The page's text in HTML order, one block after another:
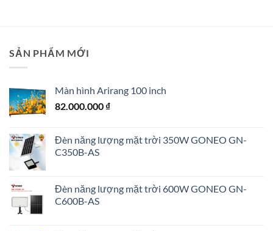
SẢN PHẨM MỚI
Màn hình Arirang 100 inch
82.000.000 ₫
Đèn năng lượng mặt trời 350W GONEO GN-
C350B-AS
Đèn năng lượng mặt trời 600W GONEO GN-
C600B-AS